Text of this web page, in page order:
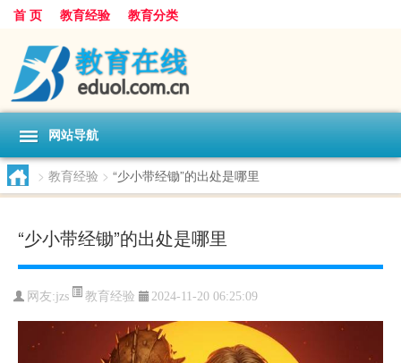
首 页 教育经验 教育分类
网站导航
> 教育经验 > “少小带经锄”的出处是哪里
“少小带经锄”的出处是哪里
网友:jzs 教育经验 2024-11-20 06:25:09